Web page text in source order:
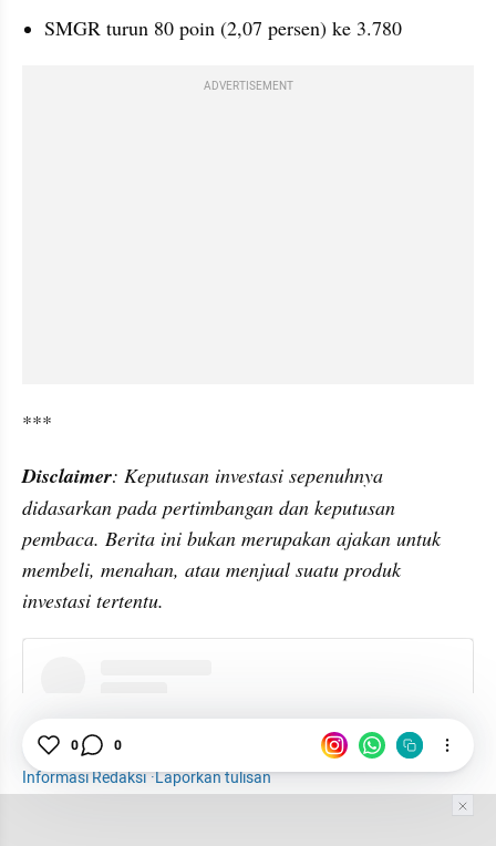
SMGR turun 80 poin (2,07 persen) ke 3.780
ADVERTISEMENT
***
Disclaimer: Keputusan investasi sepenuhnya
didasarkan pada pertimbangan dan keputusan
pembaca. Berita ini bukan merupakan ajakan untuk
membeli, menahan, atau menjual suatu produk
investasi tertentu.
IHSG Anjlok
Bisnis Update
Informasi Redaksi·Laporkan tulisan
0 0